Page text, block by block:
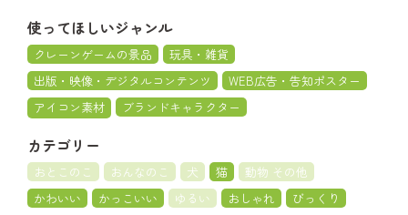
使ってほしいジャンル
クレーンゲームの景品
玩具・雑貨
出版・映像・デジタルコンテンツ
WEB広告・告知ポスター
アイコン素材
ブランドキャラクター
カテゴリー
おとこのこ おんなのこ 犬 猫
動物 その他
かわいい
かっこいい ゆるい おしゃれ
びっくり